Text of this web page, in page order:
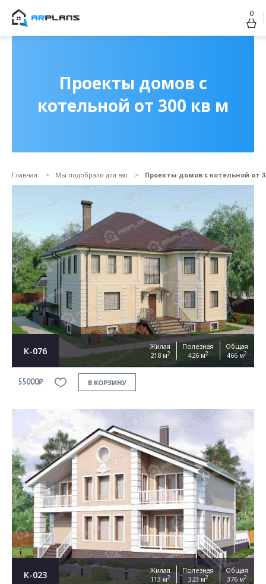
0
Проекты домов с
котельной от 300 кв м
Главная Мы подобрали для вас Проекты домов с котельной от
К-076
Жилая
218 м2
Полезная
426 м2
Общая
466 м2
55000₽ В КОРЗИНУ
К-023
Жилая
113 м2
Полезная
323 м2
Общая
376 м2
Прикрепить файл
Согласен на обработку персональных данных
This site is protected by reCAPTCHA and the GooglePrivacy Policy and Terms of Service
ОТПРАВИТЬ
Продолжить покупки